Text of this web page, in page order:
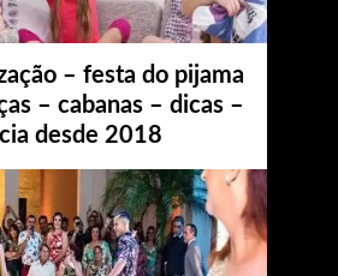
– festa do pijama
– cabanas – dicas –
desde 2018